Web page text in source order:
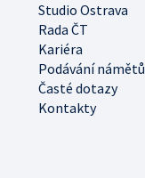
Studio Ostrava
Rada ČT
Kariéra
Podávání námětů
Časté dotazy
Kontakty